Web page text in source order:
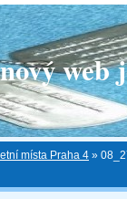
web
místa Praha 4 »